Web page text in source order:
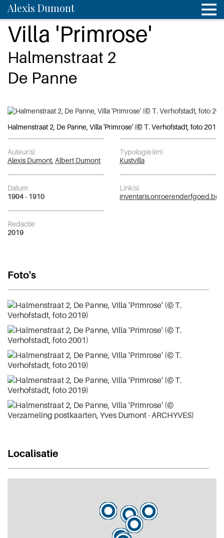
Alexis Dumont
Villa 'Primrose'
Halmenstraat 2
De Panne
Halmenstraat 2, De Panne, Villa 'Primrose' (© T. Verhofstadt, foto 2019)
Auteur(s)
Alexis Dumont Albert Dumont
Typologie(ën)
Kustvilla
Datum
1904 - 1910
Link(s)
inventaris.onroerenderfgoed.be
Redactie
2019
Foto's
Localisatie